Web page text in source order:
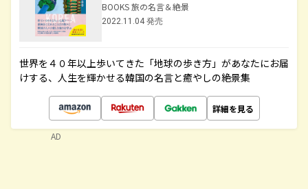
BOOKS 旅の名言＆絶景
2022.11.04 発売
世界を４０年以上歩いてきた「地球の歩き方」があなたにお届
けする、人生を輝かせる韓国の名言と癒やしの絶景集
詳細を見る
AD